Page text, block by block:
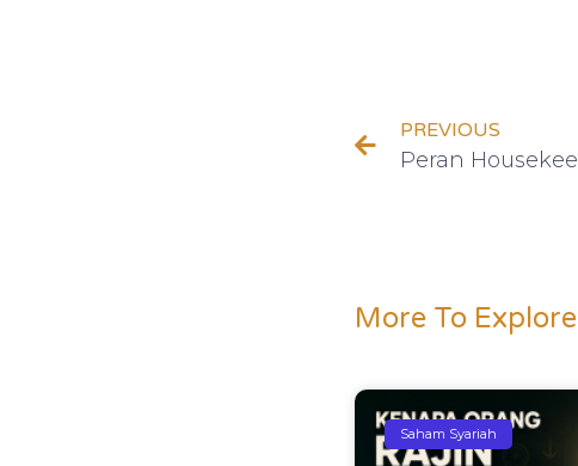
PREVIOUS
More To Explore
Saham Syariah